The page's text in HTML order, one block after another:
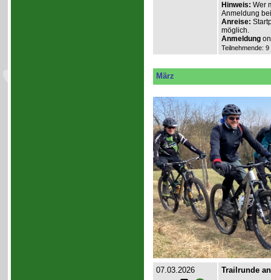
Hinweis: Wer
Anmeldung
Anreise:
möglich.
Anmeldung
Teilnehmende:
März
07.03.2026 Trailrunde